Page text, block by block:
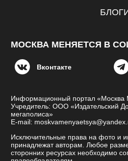
МОСКВА МЕНЯЕТСЯ В
Вконтакте
Информационный портал «Москва
Учредитель: ООО «Издательский
мегаполиса»
E-mail:
Исключительные права на фото и
принадлежат авторам. Любое
сторонних ресурсах необходимо